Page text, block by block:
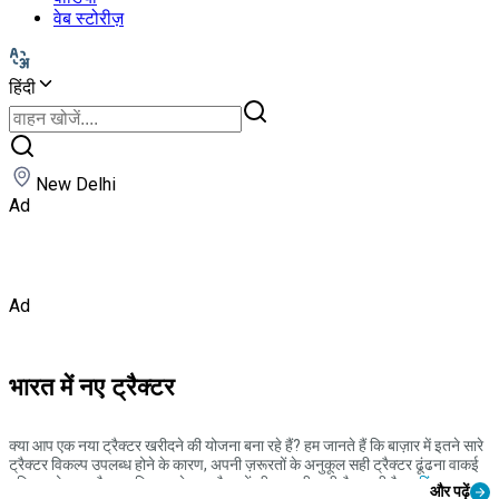
वेब स्टोरीज़
हिंदी
New Delhi
Ad
Ad
भारत में नए ट्रैक्टर
क्या आप एक नया ट्रैक्टर खरीदने की योजना बना रहे हैं? हम जानते हैं कि बाज़ार में इतने सारे
ट्रैक्टर विकल्प उपलब्ध होने के कारण, अपनी ज़रूरतों के अनुकूल सही ट्रैक्टर ढूंढना वाकई
मुश्किल हो जाता है। इसलिए, हमने नए ट्रैक्टरों की एक पूरी सूची तैयार की है।
महिंद्रा,
और पढ़ें